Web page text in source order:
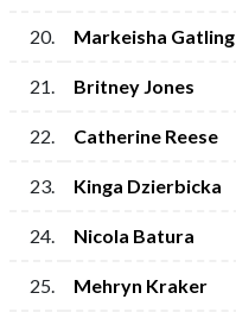
20. Markeisha Gatling
21. Britney Jones
22. Catherine Reese
23. Kinga Dzierbicka
24. Nicola Batura
25. Mehryn Kraker
20. Markeisha Gatling
21. Britney Jones
22. Catherine Reese
23. Kinga Dzierbicka
24. Nicola Batura
25. Mehryn Kraker